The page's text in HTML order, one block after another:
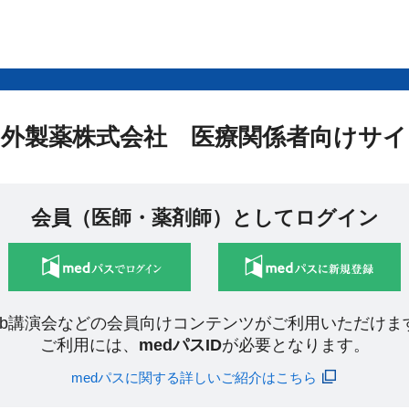
製薬株式会社 医療関係者向けサ
会員（医師・薬剤師）としてログイン
講演会などの会員向けコンテンツがご利用いただけま
ご利用には、 medパスIDが必要となります。
medパスに関する詳しいご紹介はこちら